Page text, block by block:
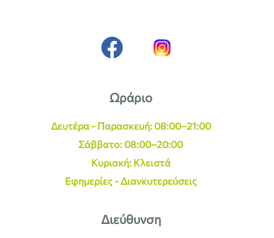
Ωράριο
Δευτέρα - Παρασκευή: 08:00–21:00
Σάββατο: 08:00–20:00
Κυριακή: Κλειστά
Εφημερίες - Διανκυτερεύσεις
Διεύθυνση